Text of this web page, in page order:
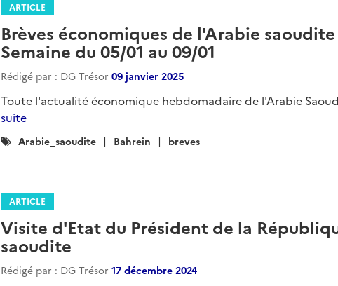
ARTICLE
Brèves économiques de l'Arabie
Semaine du 05/01 au 09/01
Rédigé par : DG Trésor 09 janvier 2025
Toute l'actualité économique hebdomadaire de l'Arabie
suite
Catégories
Arabie_saoudite Bahrein breves
ARTICLE
Visite d'Etat du Président de la
saoudite
Rédigé par : DG Trésor 17 décembre 2024